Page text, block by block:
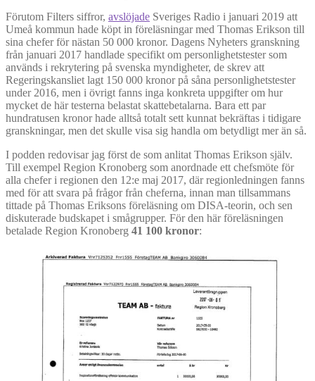
Förutom Filters siffror, avslöjade Sveriges Radio i januari 2019 att
Umeå kommun hade köpt in föreläsningar med Thomas Erikson till
sina chefer för nästan 50 000 kronor. Dagens Nyheters granskning
från januari 2017 handlade specifikt om personlighetstester som
används i rekrytering på svenska myndigheter, de skrev att
Regeringskansliet lagt 150 000 kronor på såna personlighetstester
under 2016, men i övrigt fanns inga konkreta uppgifter om hur
mycket de här testerna belastat skattebetalarna. Bara ett par
hundratusen kronor hade alltså totalt sett kunnat bekräftas i tidigare
granskningar, men det skulle visa sig handla om betydligt mer än så.
I podden redovisar jag först de som anlitat Thomas Erikson själv.
Till exempel Region Kronoberg som anordnade ett chefsmöte för
alla chefer i regionen den 12:e maj 2017, där regionledningen fanns
med för att svara på frågor från cheferna, innan man tillsammans
tittade på Thomas Eriksons föreläsning om DISA-teorin, och sen
diskuterade budskapet i smågrupper. För den här föreläsningen
betalade Region Kronoberg 41 100 kronor: